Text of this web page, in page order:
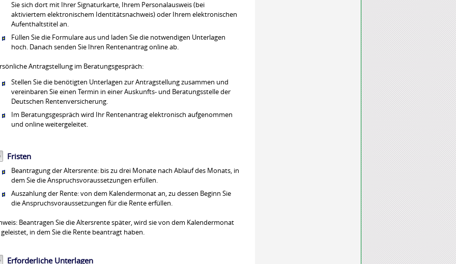
Sie sich dort mit Ihrer Signaturkarte, Ihrem Personalausweis (bei
aktiviertem elektronischem Identitätsnachweis) oder Ihrem elektronischen
Aufenthaltstitel an.
Füllen Sie die Formulare aus und laden Sie die notwendigen Unterlagen
hoch. Danach senden Sie Ihren Rentenantrag online ab.
Antragstellung im Beratungsgespräch:
Stellen Sie die benötigten Unterlagen zur Antragstellung zusammen und
vereinbaren Sie einen Termin in einer Auskunfts- und Beratungsstelle der
Deutschen Rentenversicherung.
Im Beratungsgespräch wird Ihr Rentenantrag elektronisch aufgenommen
und online weitergeleitet.
Fristen
Beantragung der Altersrente: bis zu drei Monate nach Ablauf des Monats, in
dem Sie die Anspruchsvoraussetzungen erfüllen.
Auszahlung der Rente: von dem Kalendermonat an, zu dessen Beginn Sie
die Anspruchsvoraussetzungen für die Rente erfüllen.
Beantragen Sie die Altersrente später, wird sie von dem Kalendermonat
in dem Sie die Rente beantragt haben.
Erforderliche Unterlagen